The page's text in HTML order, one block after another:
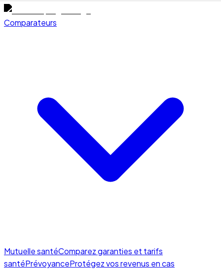
Comparateurs
Mutuelle santéComparez garanties et tarifs
santéPrévoyanceProtégez vos revenus en cas